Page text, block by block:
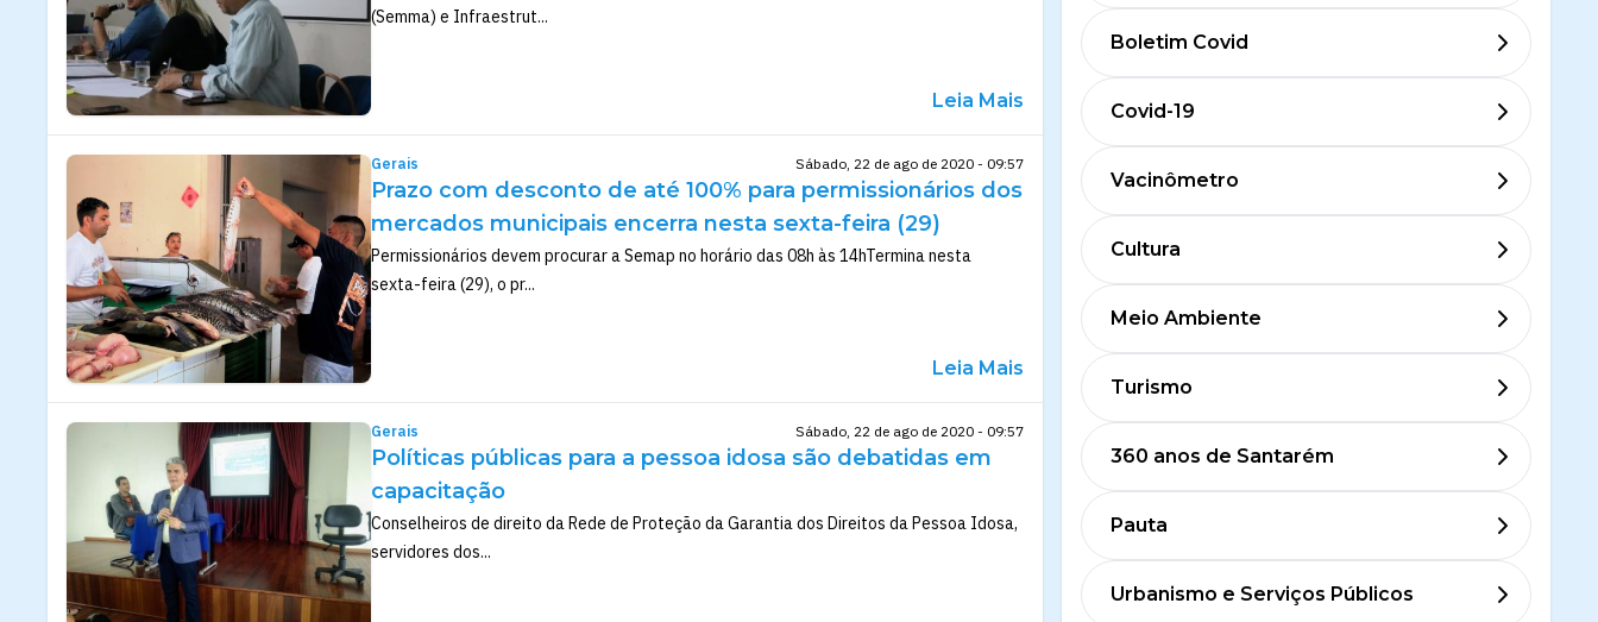
(Semma) e Infraestrut...
Leia Mais
Gerais Sábado, 22 de ago de 2020 - 09:57
Prazo com desconto de até 100% para permissionários dos
mercados municipais encerra nesta sexta-feira (29)
Permissionários devem procurar a Semap no horário das 08h às 14hTermina nesta
sexta-feira (29), o pr...
Leia Mais
Gerais Sábado, 22 de ago de 2020 - 09:57
Políticas públicas para a pessoa idosa são debatidas em
capacitação
Conselheiros de direito da Rede de Proteção da Garantia dos Direitos da Pessoa Idosa,
servidores dos...
Boletim Covid
Covid-19
Vacinômetro
Cultura
Meio Ambiente
Turismo
360 anos de Santarém
Pauta
Urbanismo e Serviços Públicos